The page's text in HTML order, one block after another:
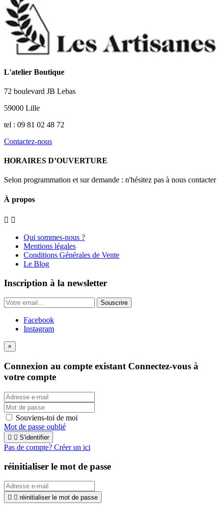
L'atelier Boutique
72 boulevard JB Lebas
59000 Lille
tel : 09 81 02 48 72
Contactez-nous
HORAIRES D’OUVERTURE
Selon programmation et sur demande : n'hésitez pas à nous contacter
À propos
 
Qui sommes-nous ?
Mentions légales
Conditions Générales de Vente
Le Blog
Inscription à la newsletter
Souscrire
Facebook
Instagram
×
Connexion au compte existant Connectez-vous à
votre compte
Souviens-toi de moi
Mot de passe oublié
  S'identifier
Pas de compte? Créer un ici
réinitialiser le mot de passe
  réinitialiser le mot de passe